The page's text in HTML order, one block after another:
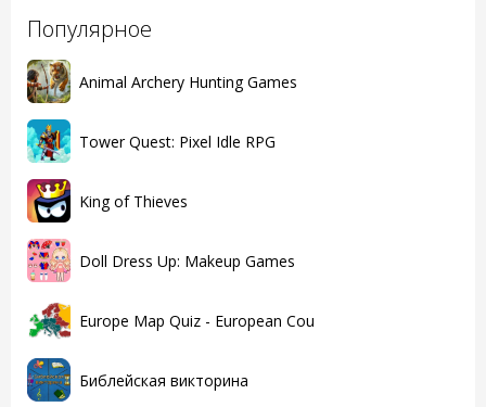
Популярное
Animal Archery Hunting Games
Tower Quest: Pixel Idle RPG
King of Thieves
Doll Dress Up: Makeup Games
Europe Map Quiz - European Cou
Библейская викторина